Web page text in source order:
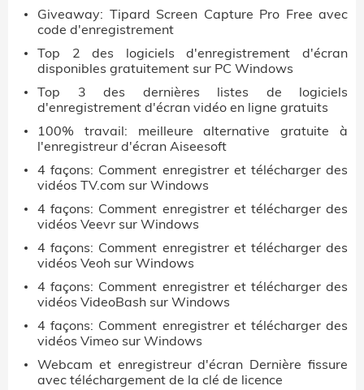
Giveaway: Tipard Screen Capture Pro Free avec
code d'enregistrement
Top 2 des logiciels d'enregistrement d'écran
disponibles gratuitement sur PC Windows
Top 3 des dernières listes de logiciels
d'enregistrement d'écran vidéo en ligne gratuits
100% travail: meilleure alternative gratuite à
l'enregistreur d'écran Aiseesoft
4 façons: Comment enregistrer et télécharger des
vidéos TV.com sur Windows
4 façons: Comment enregistrer et télécharger des
vidéos Veevr sur Windows
4 façons: Comment enregistrer et télécharger des
vidéos Veoh sur Windows
4 façons: Comment enregistrer et télécharger des
vidéos VideoBash sur Windows
4 façons: Comment enregistrer et télécharger des
vidéos Vimeo sur Windows
Webcam et enregistreur d'écran Dernière fissure
avec téléchargement de la clé de licence